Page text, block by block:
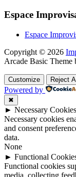
Espace
Espace
Copyright © 2026
Arcade Basic Theme
Customize Reject
Powered by
✖
► Necessary Cookies
Necessary cookies
and consent
data.
None
► Functional
Functional cookies
media, collecting